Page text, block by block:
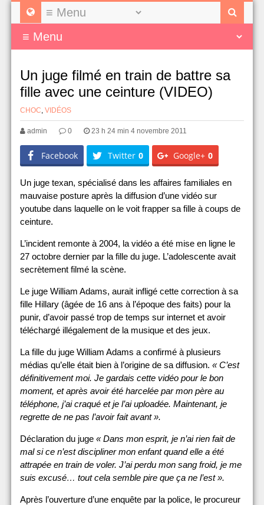
Un juge filmé en train de battre sa
fille avec une ceinture (VIDEO)
CHOC, VIDÉOS
admin 0 23 h 24 min 4 novembre 2011
Facebook Twitter 0 Google+ 0
Un juge texan, spécialisé dans les affaires familiales en
mauvaise posture après la diffusion d’une vidéo sur
youtube dans laquelle on le voit frapper sa fille à coups de
ceinture.
L’incident remonte à 2004, la vidéo a été mise en ligne le
27 octobre dernier par la fille du juge. L’adolescente avait
secrètement filmé la scène.
Le juge William Adams, aurait infligé cette correction à sa
fille Hillary (âgée de 16 ans à l’époque des faits) pour la
punir, d’avoir passé trop de temps sur internet et avoir
téléchargé illégalement de la musique et des jeux.
La fille du juge William Adams a confirmé à plusieurs
médias qu’elle était bien à l’origine de sa diffusion. « C’est
définitivement moi. Je gardais cette vidéo pour le bon
moment, et après avoir été harcelée par mon père au
téléphone, j’ai craqué et je l’ai uploadée. Maintenant, je
regrette de ne pas l’avoir fait avant ».
Déclaration du juge « Dans mon esprit, je n’ai rien fait de
mal si ce n’est discipliner mon enfant quand elle a été
attrapée en train de voler. J’ai perdu mon sang froid, je me
suis excusé… tout cela semble pire que ça ne l’est ».
Après l’ouverture d’une enquête par la police, le procureur